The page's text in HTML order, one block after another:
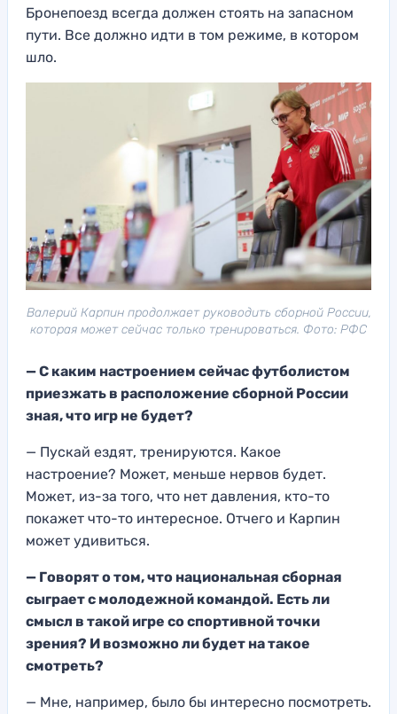
Бронепоезд всегда должен стоять на запасном
пути. Все должно идти в том режиме, в котором
шло.
Валерий Карпин продолжает руководить сборной России,
которая может сейчас только тренироваться. Фото: РФС
— С каким настроением сейчас футболистом
приезжать в расположение сборной России
зная, что игр не будет?
— Пускай ездят, тренируются. Какое
настроение? Может, меньше нервов будет.
Может, из-за того, что нет давления, кто-то
покажет что-то интересное. Отчего и Карпин
может удивиться.
— Говорят о том, что национальная сборная
сыграет с молодежной командой. Есть ли
смысл в такой игре со спортивной точки
зрения? И возможно ли будет на такое
смотреть?
— Мне, например, было бы интересно посмотреть.